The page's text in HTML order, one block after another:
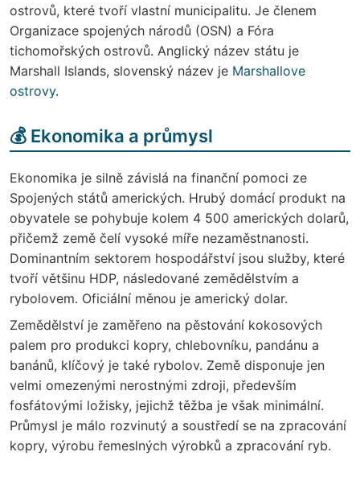
ostrovů, které tvoří vlastní municipalitu. Je členem
Organizace spojených národů (OSN) a Fóra
tichomořských ostrovů. Anglický název státu je
Marshall Islands, slovenský název je Marshallove
ostrovy.
💰 Ekonomika a průmysl
Ekonomika je silně závislá na finanční pomoci ze
Spojených států amerických. Hrubý domácí produkt na
obyvatele se pohybuje kolem 4 500 amerických dolarů,
přičemž země čelí vysoké míře nezaměstnanosti.
Dominantním sektorem hospodářství jsou služby, které
tvoří většinu HDP, následované zemědělstvím a
rybolovem. Oficiální měnou je americký dolar.
Zemědělství je zaměřeno na pěstování kokosových
palem pro produkci kopry, chlebovníku, pandánu a
banánů, klíčový je také rybolov. Země disponuje jen
velmi omezenými nerostnými zdroji, především
fosfátovými ložisky, jejichž těžba je však minimální.
Průmysl je málo rozvinutý a soustředí se na zpracování
kopry, výrobu řemeslných výrobků a zpracování ryb.